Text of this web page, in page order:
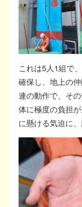
これは5人1組で
確保し、地上の
連の動作で、そ
体に極度の負担
に懸ける気迫に